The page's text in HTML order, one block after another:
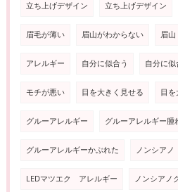
立ち上げデザイン 立ち上げデザイン
眉毛が薄い 眉山がわからない 眉山
アレルギー 自分に似合う 自分に似
モチが悪い 目を大きく見せる 目を
グルーアレルギー グルーアレルギー腫
グルーアレルギーかぶれた ノンシアノ
LEDマツエク アレルギー ノンシア